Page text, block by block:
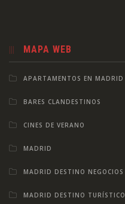
MAPA WEB
APARTAMENTOS EN MADRID
BARES CLANDESTINOS
CINES DE VERANO
MADRID
MADRID DESTINO NEGOCIOS
MADRID DESTINO TURÍSTICO